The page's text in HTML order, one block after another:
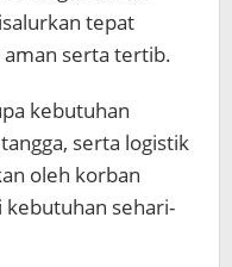
tepat
aman serta tertib.
kebutuhan
serta logistik
oleh korban
sehari-